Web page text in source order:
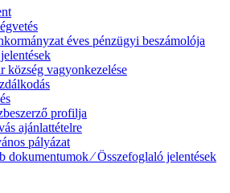
éves pénzügyi beszámolója
község vagyonkezelése
profilja
ajánlattételre
pályázat
dokumentumok ⁄ Összefoglaló jelentések